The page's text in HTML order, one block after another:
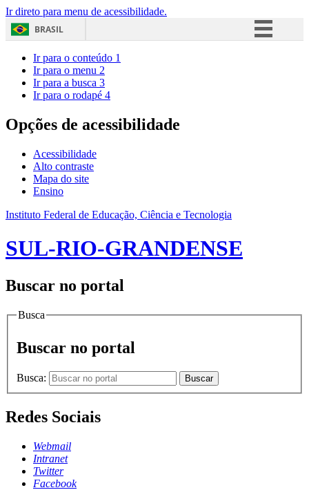
Ir direto para menu de acessibilidade.
BRASIL
Acesso à informação
Ir para o conteúdo 1
Ir para o menu 2
Ir para a busca 3
Ir para o rodapé 4
Opções de acessibilidade
Acessibilidade
Alto contraste
Mapa do site
Ensino
Instituto Federal de Educação, Ciência e Tecnologia
SUL-RIO-GRANDENSE
Buscar no portal
Busca
Buscar no portal
Busca: Buscar
Redes Sociais
Webmail
Intranet
Twitter
Facebook